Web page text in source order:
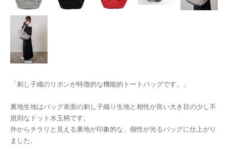
「刺し子織のリボンが特徴的な機能的トートバッグです。」
裏地生地はバッグ表面の刺し子織り生地と相性が良い大き目の少し不
規則なドット水玉柄です。
外からチラリと見える裏地が印象的な、個性が光るバッグに仕上がり
ました。